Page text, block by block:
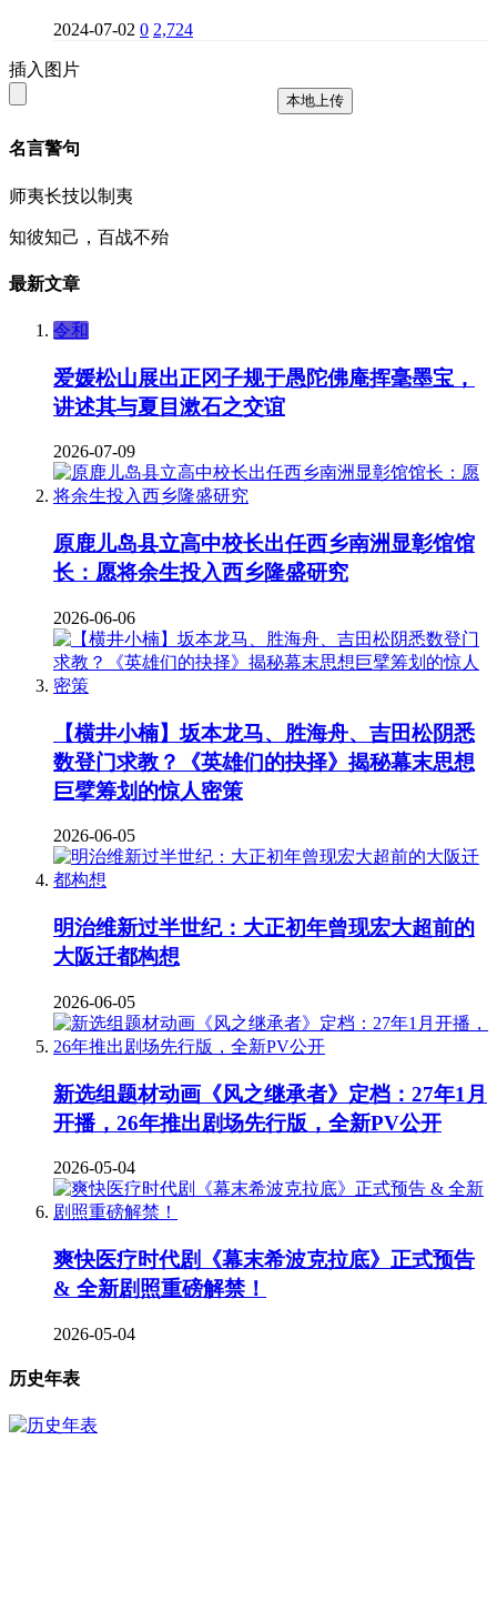
2024-07-02 0 2,724
插入图片
本地上传
名言警句
师夷长技以制夷
知彼知己，百战不殆
最新文章
令和
爱媛松山展出正冈子规于愚陀佛庵挥毫墨宝，
讲述其与夏目漱石之交谊
2026-07-09
原鹿儿岛县立高中校长出任西乡南洲显彰馆馆
长：愿将余生投入西乡隆盛研究
2026-06-06
【横井小楠】坂本龙马、胜海舟、吉田松阴悉
数登门求教？《英雄们的抉择》揭秘幕末思想
巨擘筹划的惊人密策
2026-06-05
明治维新过半世纪：大正初年曾现宏大超前的
大阪迁都构想
2026-06-05
新选组题材动画《风之继承者》定档：27年1月
开播，26年推出剧场先行版，全新PV公开
2026-05-04
爽快医疗时代剧《幕末希波克拉底》正式预告
& 全新剧照重磅解禁！
2026-05-04
历史年表